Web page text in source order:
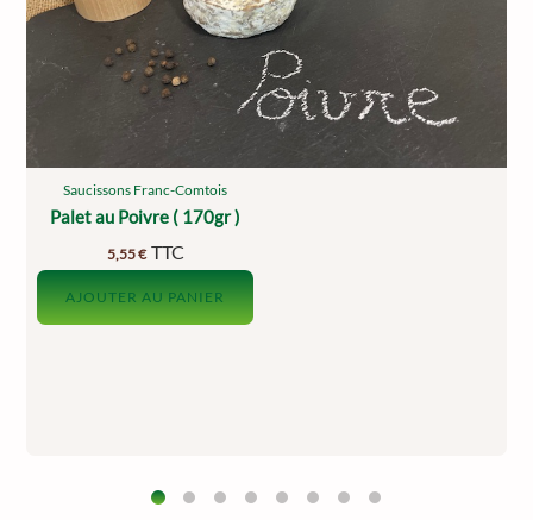
Saucissons Franc-Comtois
Palet au Poivre ( 170gr )
5,55€ TTC
AJOUTER AU PANIER